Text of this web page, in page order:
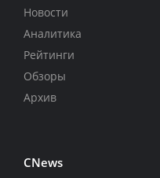
Новости
Аналитика
Рейтинги
Обзоры
Архив
CNews